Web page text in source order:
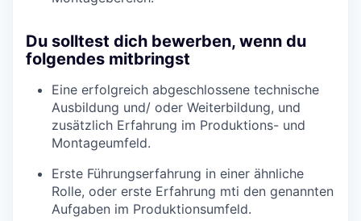
Du solltest dich bewerben, wenn du
folgendes mitbringst
Eine erfolgreich abgeschlossene technische
Ausbildung und/ oder Weiterbildung, und
zusätzlich Erfahrung im Produktions- und
Montageumfeld.
Erste Führungserfahrung in einer ähnliche
Rolle, oder erste Erfahrung mti den genannten
Aufgaben im Produktionsumfeld.